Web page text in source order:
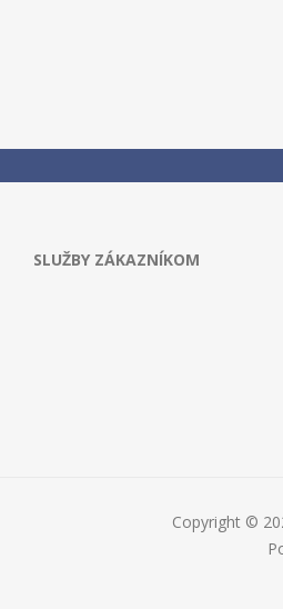
SLUŽBY ZÁKAZNÍKOM
Copyright ©